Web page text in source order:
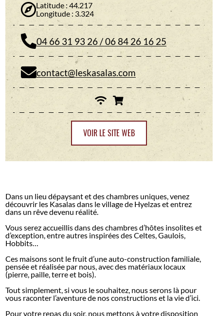
Latitude : 44.217
Longitude : 3.324
04 66 31 93 26 / 06 84 26 16 25
contact@leskasalas.com
VOIR LE SITE WEB
Dans un lieu dépaysant et des chambres uniques, venez
découvrir les Kasalas dans le village de Hyelzas et entrez
dans un rêve devenu réalité.
Vous serez accueillis dans des chambres d’hôtes insolites et
d’exception, entre autres inspirées des Celtes, Gaulois,
Hobbits…
Ces maisons sont le fruit d’une auto-construction familiale,
pensée et réalisée par nous, avec des matériaux locaux
(pierre, paille, terre et bois).
Tout simplement, si vous le souhaitez, nous serons là pour
vous raconter l’aventure de nos constructions et la vie d’ici.
Pour votre repas du soir, nous mettons à votre disposition